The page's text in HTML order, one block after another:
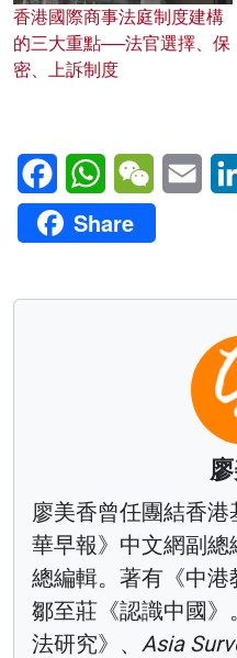
香港國際商事法庭制度建構
的三大重點──法官選擇、保
密、上訴制度
FacebookWhatsAppWeChatEmail
Share
廖美香曾任團結香
華早報》中文網副總
總編輯。著有《中
鄒至莊《認識中國
法研究》、 Asia